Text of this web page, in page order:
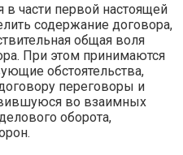
части первой настоящей
содержание договора,
общая воля
При этом принимаются
обстоятельства,
переговоры и
во взаимных
оборота,